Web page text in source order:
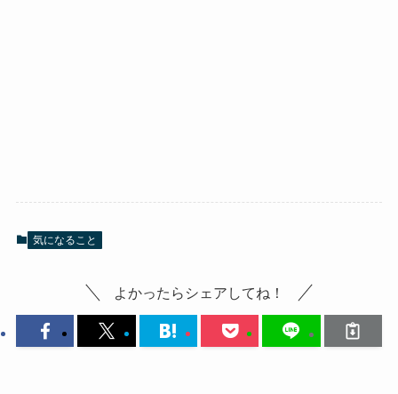
気になること
よかったらシェアしてね！